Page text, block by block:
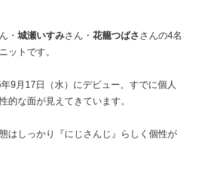
・ 城瀬いすみさん・ 花籠つばさ さんの4名
ットです。
9月17日（水）にデビュー。すでに個人
的な面が見えてきています。
はしっかり『にじさんじ』らしく個性が